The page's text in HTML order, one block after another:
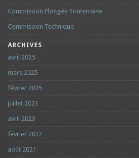
Commission Plongée Souterraine
Commission Technique
ARCHIVES
avril 2025
mars 2025
février 2025
juillet 2023
avril 2023
février 2022
août 2021